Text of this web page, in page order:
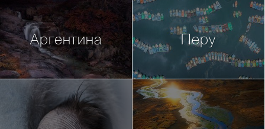
Аргентина Перу